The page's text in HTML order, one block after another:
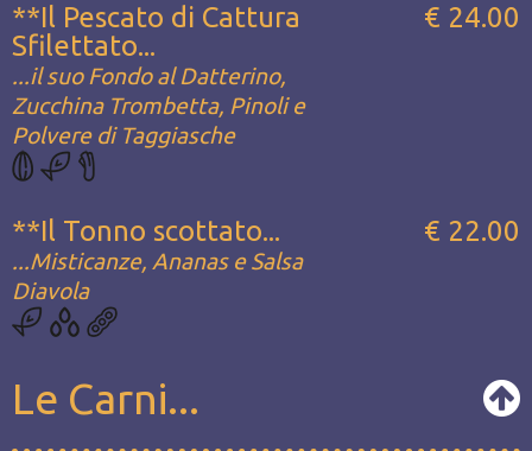
**Il Pescato di Cattura
Sfilettato...
...il suo Fondo al Datterino,
Zucchina Trombetta, Pinoli e
Polvere di Taggiasche
€ 24.00
**Il Tonno scottato...
...Misticanze, Ananas e Salsa
Diavola
€ 22.00
Le Carni...